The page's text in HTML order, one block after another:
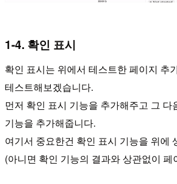
1-4. 확인 표시
확인 표시는 위에서 테스트한 페이지 추
테스트해보겠습니다.
먼저 확인 표시 기능을 추가해주고 그 다
기능을 추가해줍니다.
여기서 중요한건 확인 표시 기능을 위에
(아니면 확인 기능의 결과와 상관없이 페